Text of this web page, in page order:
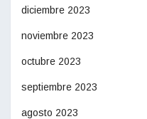
diciembre 2023
noviembre 2023
octubre 2023
septiembre 2023
agosto 2023